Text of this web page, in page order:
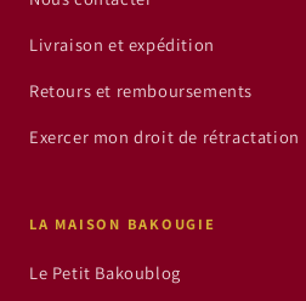
Livraison et expédition
Retours et remboursements
Exercer mon droit de rétractation
LA MAISON BAKOUGIE
Le Petit Bakoublog